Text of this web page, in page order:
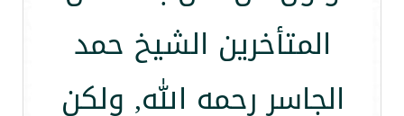
المتأخرين الشيخ حمد
الجاسر رحمه الله, ولكن